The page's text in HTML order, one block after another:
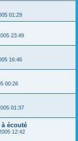
01:29
23:49
16:46
00:26
01:37
écouté
12:42